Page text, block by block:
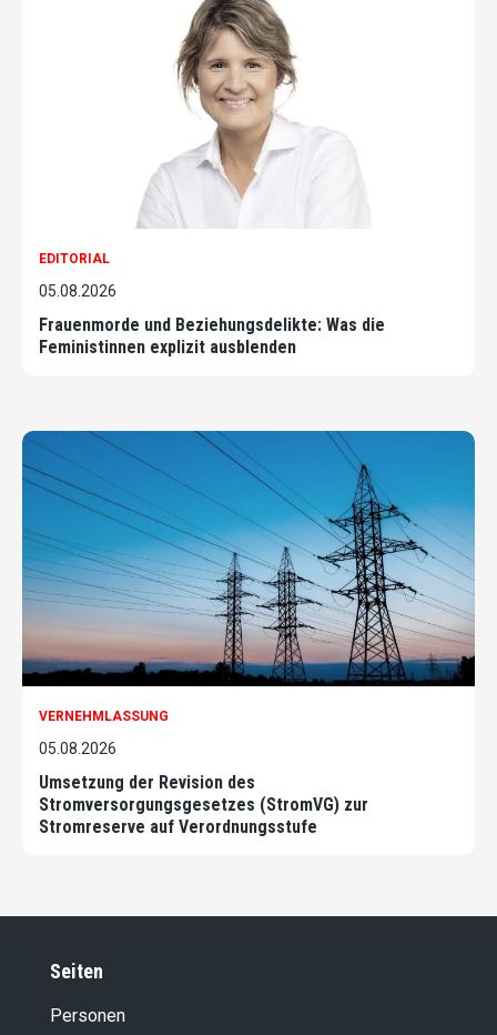
EDITORIAL
05.08.2026
Frauenmorde und Beziehungsdelikte: Was die
Feministinnen explizit ausblenden
VERNEHMLASSUNG
05.08.2026
Umsetzung der Revision des
Stromversorgungsgesetzes (StromVG) zur
Stromreserve auf Verordnungsstufe
Seiten
Personen